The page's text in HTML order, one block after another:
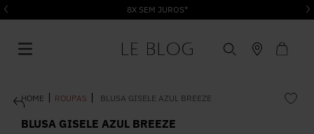
8X SEM JUROS*
ROUPAS BLUSA GISELE AZUL BREEZE
BLUSA GISELE AZUL BREEZE